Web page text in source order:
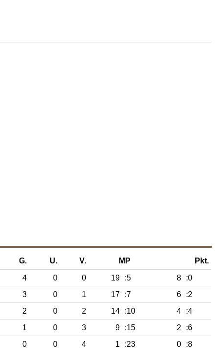
G. U. V. MP Pkt.
4 0 0 19 :5 8
:0
3 0 1 17 :7 6
:2
2 0 2 14 :10 4
:4
1 0 3 9 :15 2
:6
0 0 4 1 :23 0 :8